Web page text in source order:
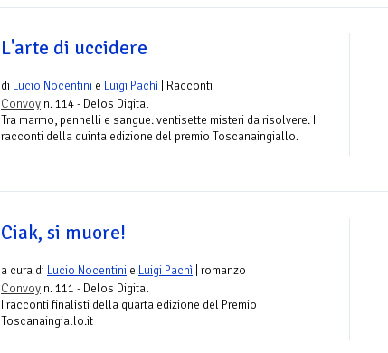
L'arte di uccidere
di Lucio Nocentini e Luigi Pachì | Racconti
Convoy n. 114 - Delos Digital
Tra marmo, pennelli e sangue: ventisette misteri da risolvere. I
racconti della quinta edizione del premio Toscanaingiallo.
Ciak, si muore!
a cura di Lucio Nocentini e Luigi Pachì | romanzo
Convoy n. 111 - Delos Digital
I racconti finalisti della quarta edizione del Premio
Toscanaingiallo.it